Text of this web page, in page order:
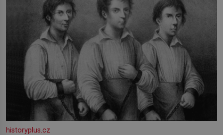
historyplus.cz